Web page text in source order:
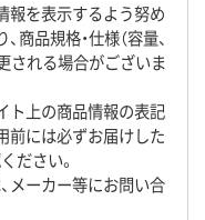
報を表示するよう努め
品規格・仕様（容量、
される場合がございま
ト上の商品情報の表記
前には必ずお届けした
ださい。
メーカー等にお問い合